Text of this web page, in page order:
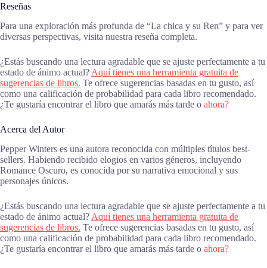
Reseñas
Para una exploración más profunda de “La chica y su Ren” y para ver
diversas perspectivas, visita nuestra reseña completa.
¿Estás buscando una lectura agradable que se ajuste perfectamente a tu
estado de ánimo actual? Aquí tienes una herramienta gratuita de
sugerencias de libros. Te ofrece sugerencias basadas en tu gusto, así
como una calificación de probabilidad para cada libro recomendado.
¿Te gustaría encontrar el libro que amarás más tarde o ahora?
Acerca del Autor
Pepper Winters es una autora reconocida con múltiples títulos best-
sellers. Habiendo recibido elogios en varios géneros, incluyendo
Romance Oscuro, es conocida por su narrativa emocional y sus
personajes únicos.
¿Estás buscando una lectura agradable que se ajuste perfectamente a tu
estado de ánimo actual? Aquí tienes una herramienta gratuita de
sugerencias de libros. Te ofrece sugerencias basadas en tu gusto, así
como una calificación de probabilidad para cada libro recomendado.
¿Te gustaría encontrar el libro que amarás más tarde o ahora?